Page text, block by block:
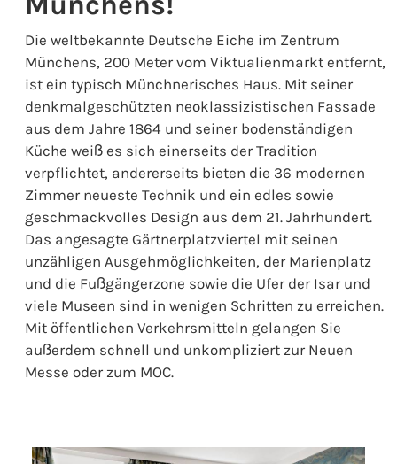
Die weltbekannte Deutsche Eiche im Zentrum
Münchens, 200 Meter vom Viktualienmarkt entfernt,
ist ein typisch Münchnerisches Haus. Mit seiner
denkmalgeschützten neoklassizistischen Fassade
aus dem Jahre 1864 und seiner bodenständigen
Küche weiß es sich einerseits der Tradition
verpflichtet, andererseits bieten die 36 modernen
Zimmer neueste Technik und ein edles sowie
geschmackvolles Design aus dem 21. Jahrhundert.
Das angesagte Gärtnerplatzviertel mit seinen
unzähligen Ausgehmöglichkeiten, der Marienplatz
und die Fußgängerzone sowie die Ufer der Isar und
viele Museen sind in wenigen Schritten zu erreichen.
Mit öffentlichen Verkehrsmitteln gelangen Sie
außerdem schnell und unkompliziert zur Neuen
Messe oder zum MOC.